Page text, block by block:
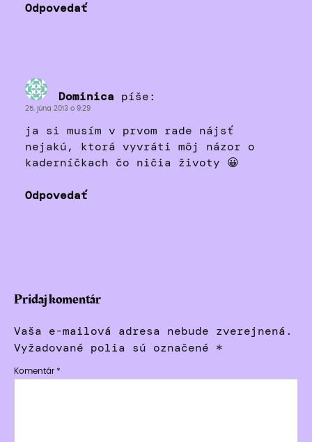
Odpovedať
Dominica píše:
25. júna 2013 o 9:29
ja si musím v prvom rade nájsť
nejakú, ktorá vyvráti môj názor o
kaderníčkach čo ničia životy 😀
Odpovedať
Pridaj komentár
Vaša e-mailová adresa nebude zverejnená.
Vyžadované polia sú označené *
Komentár *